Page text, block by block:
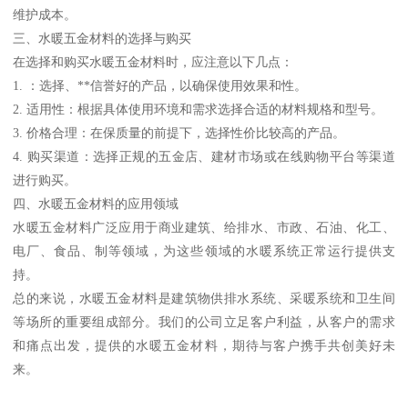
维护成本。
三、水暖五金材料的选择与购买
在选择和购买水暖五金材料时，应注意以下几点：
1. ：选择、**信誉好的产品，以确保使用效果和性。
2. 适用性：根据具体使用环境和需求选择合适的材料规格和型号。
3. 价格合理：在保质量的前提下，选择性价比较高的产品。
4. 购买渠道：选择正规的五金店、建材市场或在线购物平台等渠道
进行购买。
四、水暖五金材料的应用领域
水暖五金材料广泛应用于商业建筑、给排水、市政、石油、化工、
电厂、食品、制等领域，为这些领域的水暖系统正常运行提供支
持。
总的来说，水暖五金材料是建筑物供排水系统、采暖系统和卫生间
等场所的重要组成部分。我们的公司立足客户利益，从客户的需求
和痛点出发，提供的水暖五金材料，期待与客户携手共创美好未
来。